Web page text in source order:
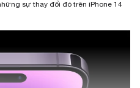
sự thay đổi đó trên iPhone 14